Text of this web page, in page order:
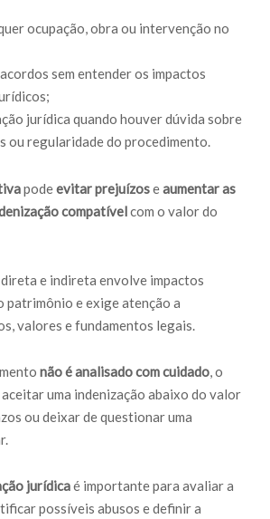
ocupação, obra ou intervenção no
sem entender os impactos
jurídica quando houver dúvida sobre
ou regularidade do procedimento.
podeevitar prejuízoseaumentar as
compatívelcom o valor do
e indireta envolve impactos
patrimônio e exige atenção a
valores e fundamentos legais.
não é analisado com cuidado, o
uma indenização abaixo do valor
ou deixar de questionar uma
jurídicaé importante para avaliar a
possíveis abusos e definir a